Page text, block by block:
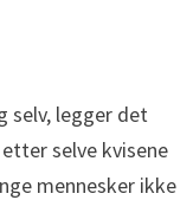
selv, legger det
selve kvisene
mennesker ikke